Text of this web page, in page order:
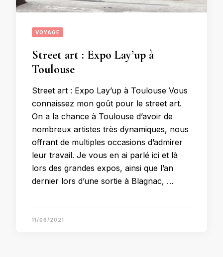
VOYAGE
Street art : Expo Lay’up à
Toulouse
Street art : Expo Lay’up à Toulouse Vous
connaissez mon goût pour le street art.
On a la chance à Toulouse d’avoir de
nombreux artistes très dynamiques, nous
offrant de multiples occasions d’admirer
leur travail. Je vous en ai parlé ici et là
lors des grandes expos, ainsi que l’an
dernier lors d’une sortie à Blagnac, …
11/06/2021